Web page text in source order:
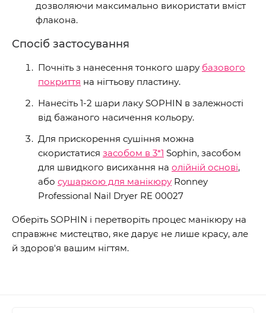
дозволяючи максимально використати вміст
флакона.
Спосіб застосування
Почніть з нанесення тонкого шару базового
покриття на нігтьову пластину.
Нанесіть 1-2 шари лаку SOPHIN в залежності
від бажаного насичення кольору.
Для прискорення сушіння можна
скористатися засобом в 3*1 Sophin, засобом
для швидкого висихання на олійній основі,
або сушаркою для манікюру Ronney
Professional Nail Dryer RE 00027
Оберіть SOPHIN і перетворіть процес манікюру на
справжнє мистецтво, яке дарує не лише красу, але
й здоров'я вашим нігтям.